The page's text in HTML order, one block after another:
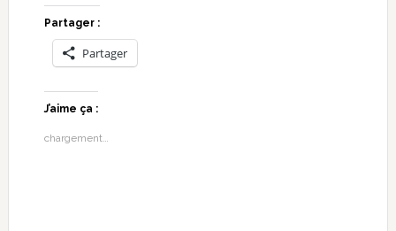
Partager :
Partager
J’aime ça :
chargement…